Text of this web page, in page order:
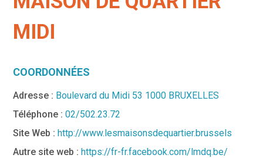
MIDI
COORDONNÉES
Adresse : Boulevard du Midi 53 1000 BRUXELLES
Téléphone :02/502.23.72
Site Web : http://www.lesmaisonsdequartier.brussels
Autre site web : https://fr-fr.facebook.com/lmdq.be/